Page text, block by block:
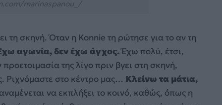
τη σκηνή. Όταν η Konnie τη ρώτησε για το αν τη
αγωνία, δεν έχω άγχος.Έχω πολύ, έτσι,
της λίγο πριν βγει στη σκηνή,
Ριχνόμαστε στο κέντρο μας… Κλείνω τα μάτια,
να εκπλήξει το κοινό, καθώς, όπως η